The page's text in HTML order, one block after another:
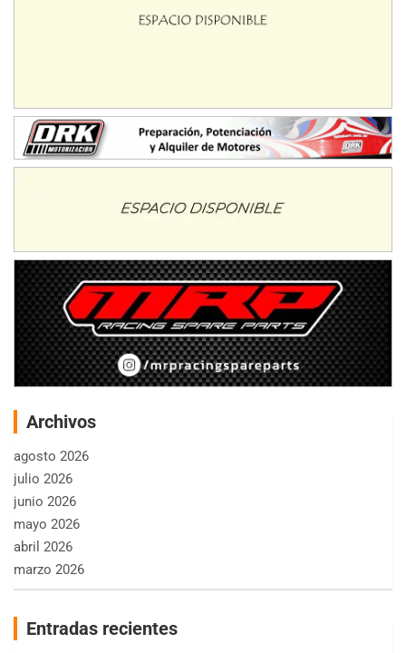
Archivos
agosto 2026
julio 2026
junio 2026
mayo 2026
abril 2026
marzo 2026
Entradas recientes